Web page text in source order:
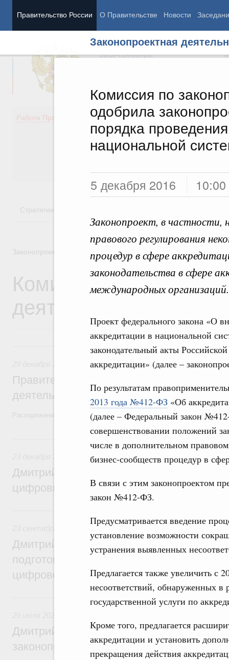
Правительство России О Правительстве Новости
Законопроектная
Комиссия по
одобрила
порядка
национальной
5 декабря 2016 10:00
Законопроект, в частности,
правового регулирования
процедур в сфере
законодательства в сфере
международных организаций.
Проект федерального закона «О
аккредитации в национальной
законодательный акты
аккредитации» (далее –
По результатам
2013 года №412-ФЗ «Об
(далее – Федеральный закон
совершенствовании положений
числе в дополнительном
бизнес-сообществ процедур в
В связи с этим законопроектом
закон №412-ФЗ.
Предусматривается введение
установление возможности
устранения выявленных
Предлагается также увеличить с
несоответствий, обнаруженных в
государственной услуги по
Кроме того, предлагается
аккредитации и установить
прекращения действия
Председатель Правительства
Вице-премьеры
Работа Правительства
Демография
Здоровье
Образование
Культура
Государство
Стратегии
Законопроектная деятельность
Комиссия
деятельности
29 декабря 2025, понедельник
Правовые вопросы работы
Правительство утвердило план
деятельности на 2026 год
Распоряжение от 19 декабря 2025 года №3886-р
Дмитрий Григоренко: Правительство
цифровизацию законопроектной
Правовые вопросы работы
Дмитрий Григоренко: Правительство
подготовки нормативных актов и
цифровой формат
29 июля 2024, понедельник
Дмитрий Григоренко: Цифровизация
законопроектной деятельности